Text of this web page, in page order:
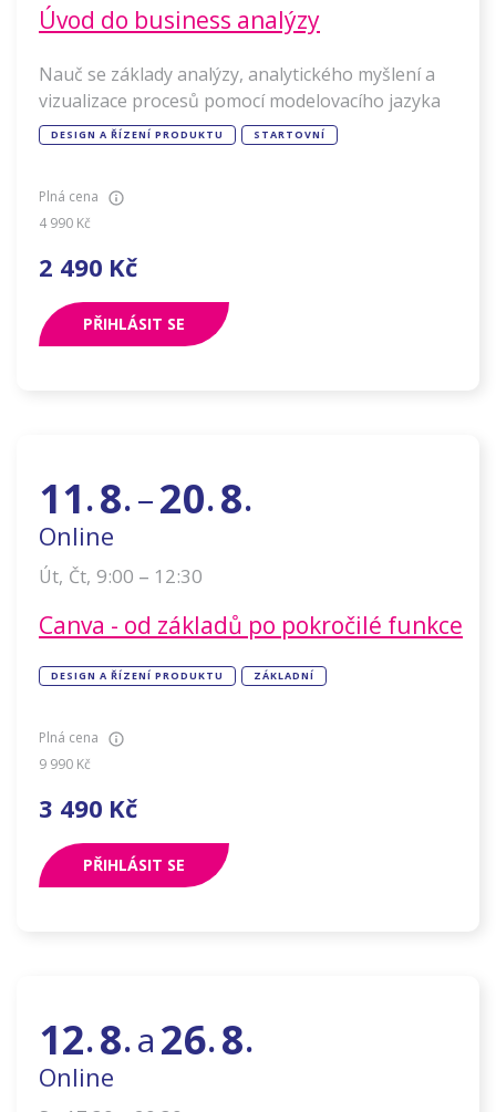
Úvod do business analýzy
Nauč se základy analýzy, analytického myšlení a
vizualizace procesů pomocí modelovacího jazyka
DESIGN A ŘÍZENÍ PRODUKTU STARTOVNÍ
Plná cena
4 990 Kč
2 490 Kč
PŘIHLÁSIT SE
11.8.–20.8.
Online
Út, Čt, 9:00 – 12:30
Canva - od základů po pokročilé funkce
DESIGN A ŘÍZENÍ PRODUKTU ZÁKLADNÍ
Plná cena
9 990 Kč
3 490 Kč
PŘIHLÁSIT SE
12.8.a26.8.
Online